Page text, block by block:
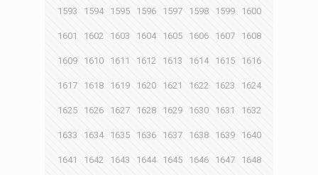
1593 1594 1595 1596 1597 1598 1599 1600
1601 1602 1603 1604 1605 1606 1607 1608
1609 1610 1611 1612 1613 1614 1615 1616
1617 1618 1619 1620 1621 1622 1623 1624
1625 1626 1627 1628 1629 1630 1631 1632
1633 1634 1635 1636 1637 1638 1639 1640
1641 1642 1643 1644 1645 1646 1647 1648